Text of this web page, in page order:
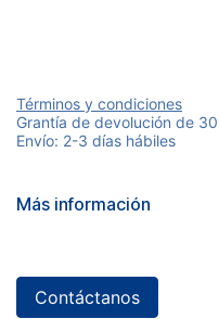
Términos y condiciones
Grantía de devolución de
Envío: 2-3 días hábiles
Más información
Contáctanos